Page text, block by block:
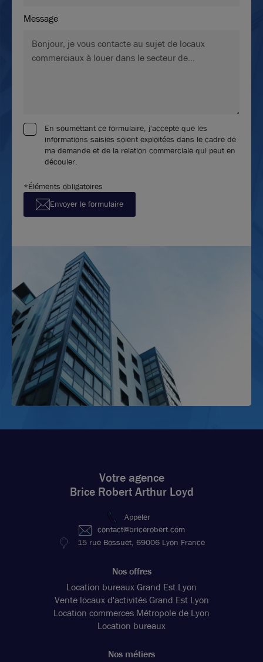
Message
En soumettant ce formulaire, j'accepte que les
informations saisies soient exploitées dans le cadre de
ma demande et de la relation commerciale qui peut en
découler.
*Éléments obligatoires
Envoyer le formulaire
Votre agence
Brice Robert Arthur Loyd
Appeler
contact@bricerobert.com
15 rue Bossuet, 69006 Lyon France
Nos offres
Location bureaux Grand Est Lyon
Vente locaux d'activités Grand Est Lyon
Location commerces Métropole de Lyon
Location bureaux
Nos métiers